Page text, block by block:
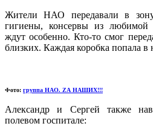
Жители НАО передавали в
гигиены, консервы из
ждут особенно. Кто-то смог
близких. Каждая коробка попала
Фото: группа НАО. ZА НАШИХ!!!
Александр и Сергей также
полевом госпитале: